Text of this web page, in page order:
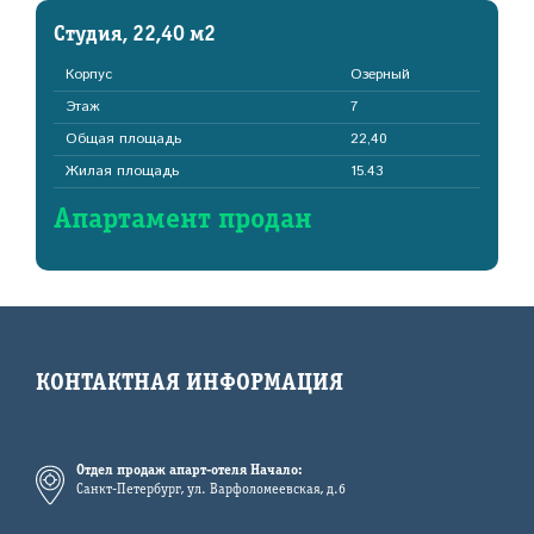
Студия, 22,40 м2
Корпус
Озерный
Этаж
7
Общая площадь
22,40
Жилая площадь
15.43
Апартамент продан
КОНТАКТНАЯ ИНФОРМАЦИЯ
Отдел продаж апарт-отеля Начало:
Санкт-Петербург, ул. Варфоломеевская, д.6